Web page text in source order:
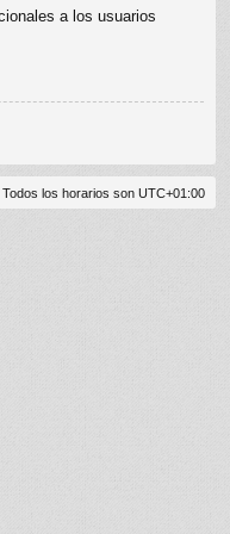
a los usuarios
Todos los horarios son UTC+01:00